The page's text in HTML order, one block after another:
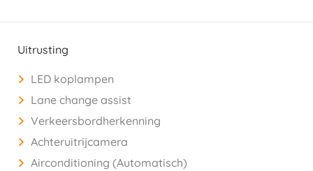
Uitrusting
LED koplampen
Lane change assist
Verkeersbordherkenning
Achteruitrijcamera
Airconditioning (Automatisch)